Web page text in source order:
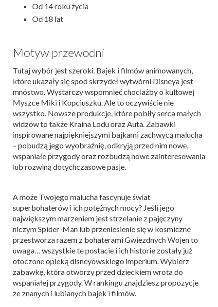
Od 14 roku życia
Od 18 lat
Motyw przewodni
Tutaj wybór jest szeroki. Bajek i filmów animowanych,
które ukazały się spod skrzydeł wytwórni Disneya jest
mnóstwo. Wystarczy wspomnieć chociażby o kultowej
Myszce Miki i Kopciuszku. Ale to oczywiście nie
wszystko. Nowsze produkcje, które pobiły serca małych
widzów to także Kraina Lodu oraz Auta. Zabawki
inspirowane najpiękniejszymi bajkami zachwycą malucha
– pobudzą jego wyobraźnię, odkryją przed nim nowe,
wspaniałe przygody oraz rozbudzą nowe zainteresowania
lub rozwiną dotychczasowe pasje.
A może Twojego malucha fascynuje świat
superbohaterów i ich potężnych mocy? Jeśli jego
największym marzeniem jest strzelanie z pajęczyny
niczym Spider-Man lub przeniesienie się w kosmiczne
przestworza razem z bohaterami Gwiezdnych Wojen to
uwaga… wszystkie te postacie i ich historie zostały już
otoczone opieką disneyowskiego imperium. Wybierz
zabawkę, która otworzy przed dzieckiem wrota do
wspaniałej przygody. W rankingu znajdziesz propozycje
ze znanych i lubianych bajek i filmów.